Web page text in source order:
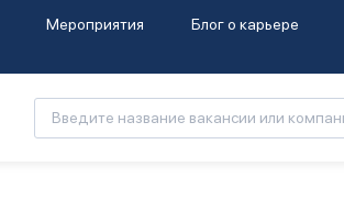
Мероприятия Блог о карьере